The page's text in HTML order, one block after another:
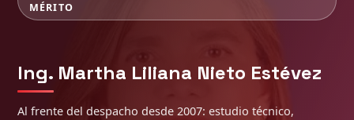
MÉRITO
Ing. Martha Liliana Nieto Estévez
Al frente del despacho desde 2007: estudio técnico,